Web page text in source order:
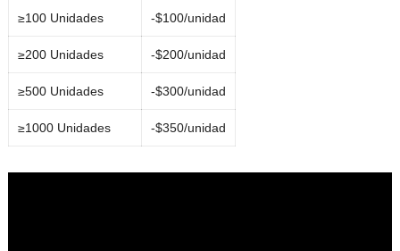
≥100 Unidades -$100/unidad
≥200 Unidades -$200/unidad
≥500 Unidades -$300/unidad
≥1000 Unidades -$350/unidad